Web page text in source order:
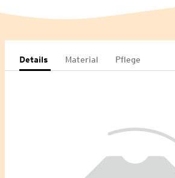
Details Material Pflege